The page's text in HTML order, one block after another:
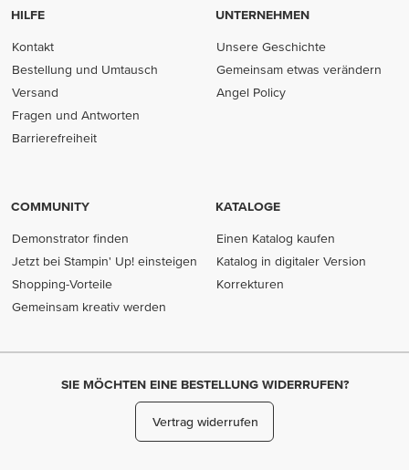
HILFE
Kontakt
Bestellung und Umtausch
Versand
Fragen und Antworten
Barrierefreiheit
UNTERNEHMEN
Unsere Geschichte
Gemeinsam etwas verändern
Angel Policy
COMMUNITY
Demonstrator finden
Jetzt bei Stampin' Up! einsteigen
Shopping-Vorteile
Gemeinsam kreativ werden
KATALOGE
Einen Katalog kaufen
Katalog in digitaler Version
Korrekturen
SIE MÖCHTEN EINE BESTELLUNG WIDERRUFEN?
Vertrag widerrufen